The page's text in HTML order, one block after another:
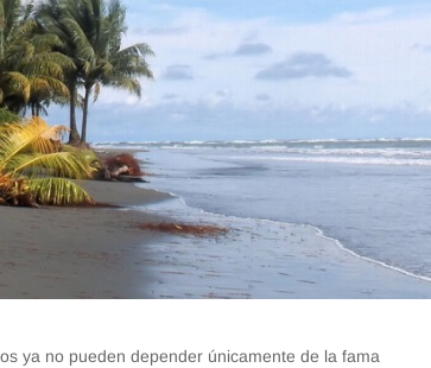
ya no pueden depender únicamente de la fama